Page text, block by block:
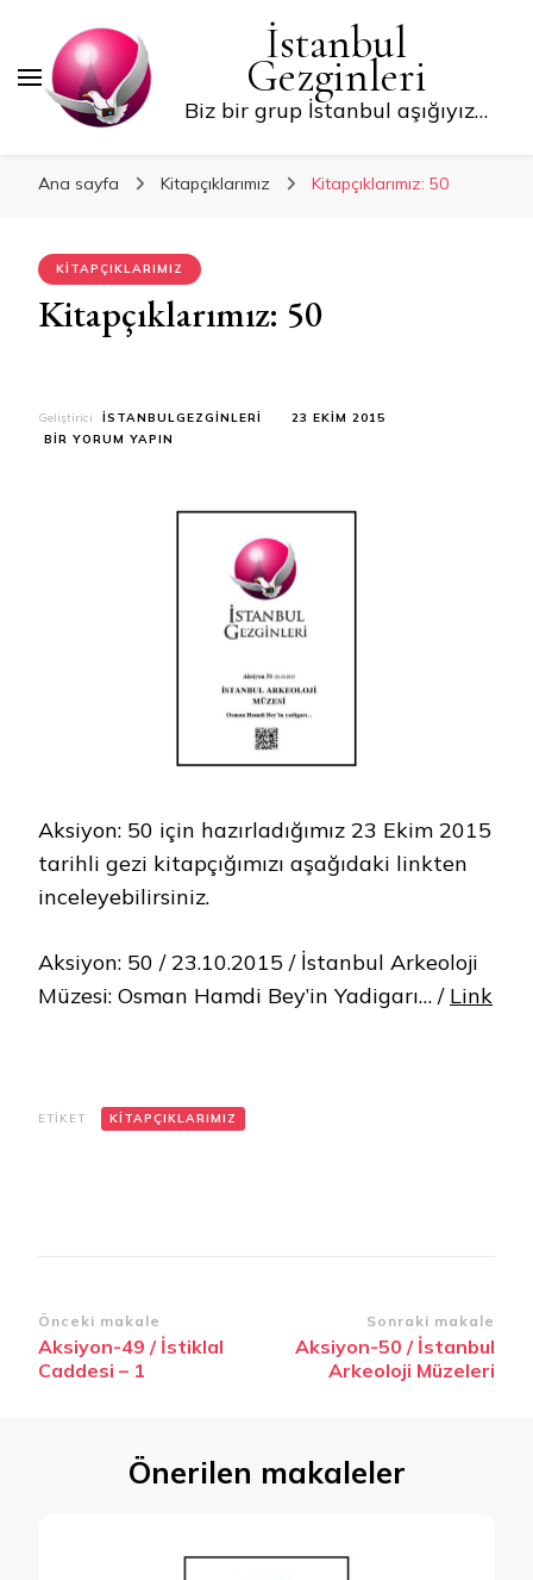
İstanbul
Gezginleri
Biz bir grup İstanbul aşığıyız…
Ana sayfa Kitapçıklarımız Kitapçıklarımız: 50
KITAPÇIKLARIMIZ
Kitapçıklarımız: 50
Geliştirici ISTANBULGEZGINLERI
23 EKIM 2015
KITAPÇIKLARIMIZ:
BIR YORUM YAPIN
Aksiyon: 50 için hazırladığımız 23 Ekim 2015
tarihli gezi kitapçığımızı aşağıdaki linkten
inceleyebilirsiniz.
Aksiyon: 50 / 23.10.2015 / İstanbul Arkeoloji
Müzesi: Osman Hamdi Bey’in Yadigarı… / Link
ETIKET KITAPÇIKLARIMIZ
Yazı
dolaşımı
Önceki makale
Aksiyon-49 / İstiklal
Caddesi – 1
Sonraki makale
Aksiyon-50 / İstanbul
Arkeoloji Müzeleri
Önerilen makaleler